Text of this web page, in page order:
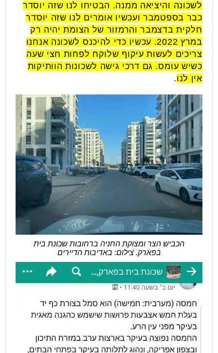
לשכונה והיציאה ממנה. הבטיחו לנו שזה יוסדר
כבר בספטמבר ועכשיו אומרים לנו שזה יוסדר
חלקית בדצמבר והרמזור של הצומת יהיה רק
במרץ 2022. עכשיו כדי להיכנס לשכונה אנחנו
צריכים לעשות עיקוף שלוקח לפחות חצי שעה
כשיש עומס. גם דרכי גישה לשכונות הוותיקות
אין לנו.
הכביש הצר ומצוקת החניה ברחובות שכונת בית
בפארק. צילום: באדיבות הדיירים